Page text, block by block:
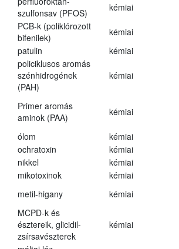
szulfonsav (PFOS)
kémiai
PCB-k (poliklórozott
bifenilek)
kémiai
patulin
kémiai
policiklusos aromás
szénhidrogének
(PAH)
kémiai
Primer aromás
aminok (PAA)
kémiai
ólom
kémiai
ochratoxin
kémiai
nikkel
kémiai
mikotoxinok
kémiai
metil-higany
kémiai
MCPD-k és
észtereik, glicidil-
zsírsavészterek
kémiai